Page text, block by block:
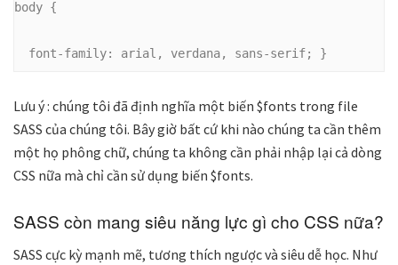
body {
font-family: arial, verdana, sans-serif; }
Lưu ý : chúng tôi đã định nghĩa một biến $fonts trong file
SASS của chúng tôi. Bây giờ bất cứ khi nào chúng ta cần thêm
một họ phông chữ, chúng ta không cần phải nhập lại cả dòng
CSS nữa mà chỉ cần sử dụng biến $fonts.
SASS còn mang siêu năng lực gì cho CSS nữa?
SASS cực kỳ mạnh mẽ, tương thích ngược và siêu dễ học. Như